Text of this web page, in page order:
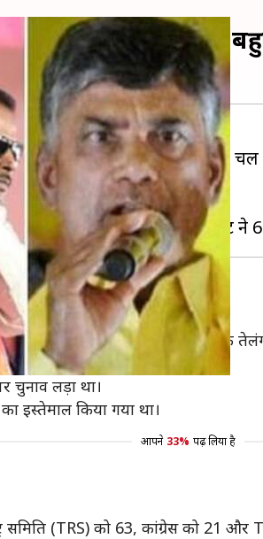
में TRS को भारी बढ़त,
राष्ट्र समिति (TRS) आगे चल
पर आगे चल रही है।
होगा। एग्जिट पोल के मुताबिक
और CPI के साथ गठबंधन किया है।
चुनाव लड़ा था।
इस्तेमाल किया गया था।
आपने 33% पढ़ लिया है
समिति (TRS) को 63, कांग्रेस को 21